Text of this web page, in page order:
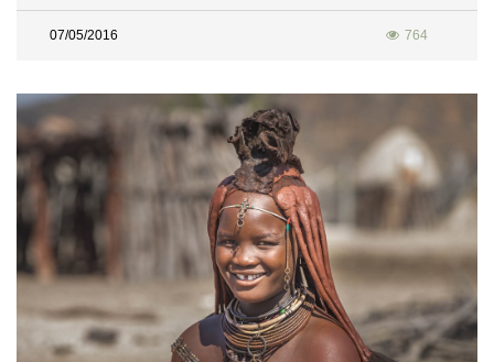
07/05/2016 764